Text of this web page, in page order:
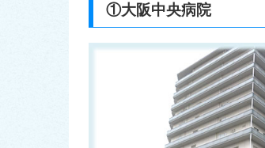
①大阪中央病院